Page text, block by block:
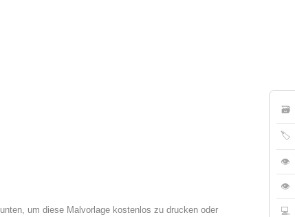
um diese Malvorlage kostenlos zu drucken oder
🗃
🏷
👁
👁
💻